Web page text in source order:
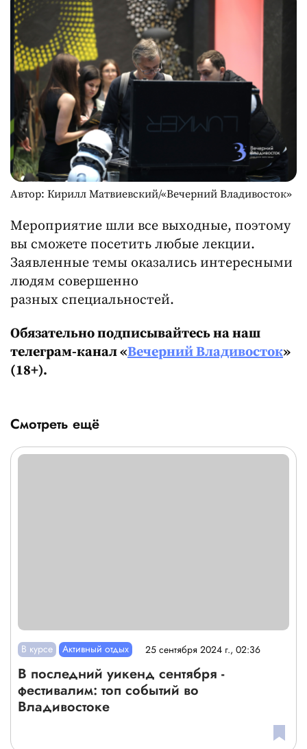
Автор: Кирилл Матвиевский/«Вечерний Владивосток»
Мероприятие шли все выходные, поэтому
вы сможете посетить любые лекции.
Заявленные темы оказались интересными
людям совершенно
разных специальностей.
Обязательно подписывайтесь на наш
телеграм-канал «Вечерний Владивосток»
(18+).
Смотреть ещё
В курсе Активный отдых 25 сентября 2024 г., 02:36
В последний уикенд сентября -
фестивалим: топ событий во
Владивостоке